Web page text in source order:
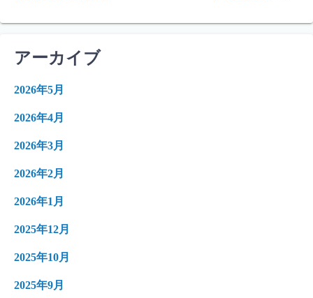
アーカイブ
2026年5月
2026年4月
2026年3月
2026年2月
2026年1月
2025年12月
2025年10月
2025年9月